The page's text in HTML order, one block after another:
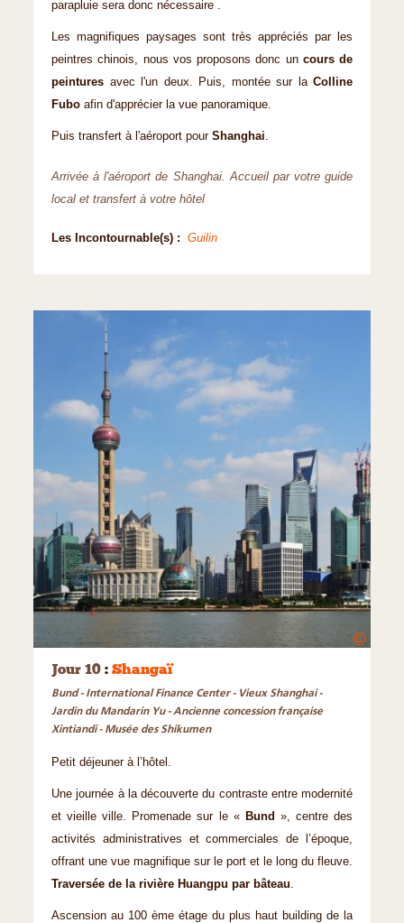
parapluie sera donc nécessaire .
Les magnifiques paysages sont très appréciés par les
peintres chinois, nous vos proposons donc un cours de
peintures avec l'un deux. Puis, montée sur la Colline
Fubo afin d'apprécier la vue panoramique.
Puis transfert à l'aéroport pour Shanghai.
Arrivée à l'aéroport de Shanghai. Accueil par votre guide
local et transfert à votre hôtel
Les Incontournable(s) : Guilin
©
Jour 10 : Shangaï
Bund - International Finance Center - Vieux Shanghai -
Jardin du Mandarin Yu - Ancienne concession française
Xintiandi - Musée des Shikumen
Petit déjeuner à l’hôtel.
Une journée à la découverte du contraste entre modernité
et vieille ville. Promenade sur le « Bund », centre des
activités administratives et commerciales de l’époque,
offrant une vue magnifique sur le port et le long du fleuve.
Traversée de la rivière Huangpu par bâteau.
Ascension au 100 ème étage du plus haut building de la